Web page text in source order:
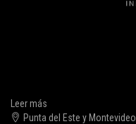
Leer más
Punta del Este y Montevideo